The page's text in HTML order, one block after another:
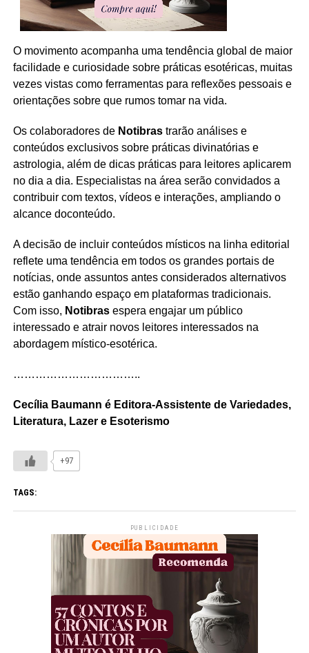
O movimento acompanha uma tendência global de maior
facilidade e curiosidade sobre práticas esotéricas, muitas
vezes vistas como ferramentas para reflexões pessoais e
orientações sobre que rumos tomar na vida.
Os colaboradores deNotibrastrarão análises e
conteúdos exclusivos sobre práticas divinatórias e
astrologia, além de dicas práticas para leitores aplicarem
no dia a dia. Especialistas na área serão convidados a
contribuir com textos, vídeos e interações, ampliando o
alcance doconteúdo.
A decisão de incluir conteúdos místicos na linha editorial
reflete uma tendência em todos os grandes portais de
notícias, onde assuntos antes considerados alternativos
estão ganhando espaço em plataformas tradicionais.
Com isso, Notibrasespera engajar um público
interessado e atrair novos leitores interessados ​​na
abordagem místico-esotérica.
……………………………..
Cecília Baumann é Editora-Assistente de Variedades,
Literatura, Lazer e Esoterismo
+97
TAGS:
PUBLICIDADE